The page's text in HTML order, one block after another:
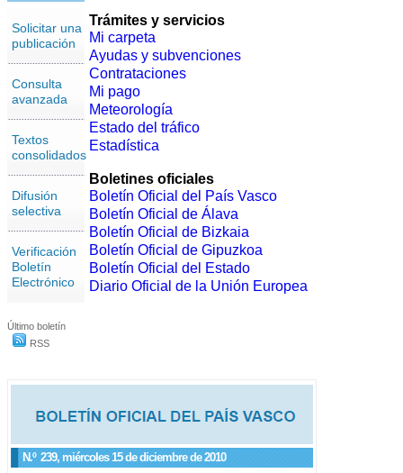
Solicitar una
publicación
Consulta
avanzada
Textos
consolidados
Difusión
selectiva
Verificación
Boletín
Electrónico
Último boletín
RSS
N.º 239, miércoles 15 de diciembre de 2010
Trámites y servicios
Mi carpeta
Ayudas y subvenciones
Contrataciones
Mi pago
Meteorología
Estado del tráfico
Estadística
Boletines oficiales
Boletín Oficial del País Vasco
Boletín Oficial de Álava
Boletín Oficial de Bizkaia
Boletín Oficial de Gipuzkoa
Boletín Oficial del Estado
Diario Oficial de la Unión Europea